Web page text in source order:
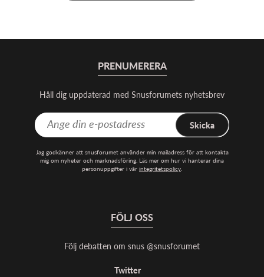
PRENUMERERA
Håll dig uppdaterad med Snusforumets nyhetsbrev
Skicka
Jag godkänner att snusforumet använder min mailadress för att kontakta
mig om nyheter och marknadsföring. Läs mer om hur vi hanterar dina
personuppgifter i vår integritetspolicy.
FÖLJ OSS
Följ debatten om snus @snusforumet
Twitter